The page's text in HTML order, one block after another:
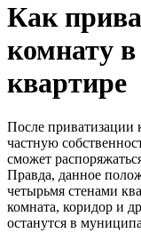
Как
комнату
квартире
После приватизации
частную
сможет
Правда, данное
четырьмя стенами
комната, коридор и
останутся в